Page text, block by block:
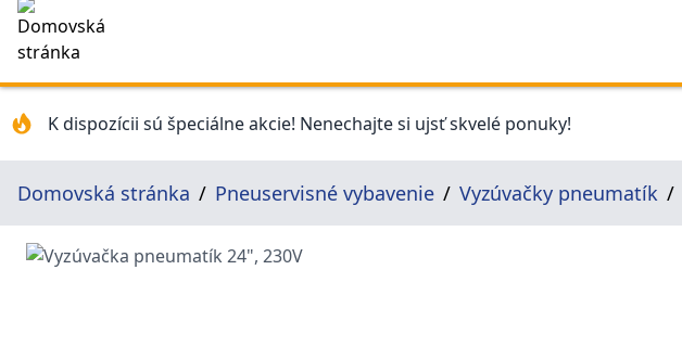
K dispozícii sú špeciálne akcie! Nenechajte si ujsť skvelé ponuky!
Domovská stránka Pneuservisné vybavenie Vyzúvačky pneumatík